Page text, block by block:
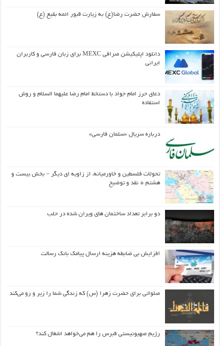
سفارش حضرت رضا(ع) به زیارت قبور ائمه بقیع (ع)
دانلود اپلیکیشن صرافی MEXC برای زبان فارسی و کاربران
ایرانی
دعای حرز امام جواد با دستخط امام رضا علیهما السلام و روش
استفاده
درباره سریال «سلمان فارسی»
تحولات فلسطین و خاورمیانه، از زاویه ای دیگر – بخش بیست و
هشتم + نقد و توضیح
دو برابر تعداد ساختمان های ویران شده در حلب
افزایش بی ضابطه هزینه ارسال پیامک بانک رسالت
صلواتی برای حضرت زهرا (س) که زندگی شما را زیر و رو می‌کند
رژیم صهیونیستی قبرس را هم می‌خواهد اشغال کند؟